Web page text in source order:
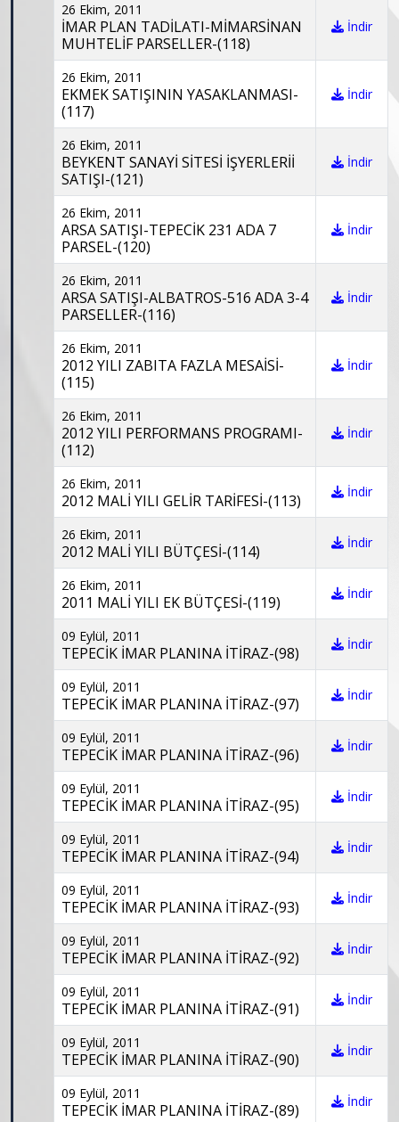
26 Ekim, 2011
İMAR PLAN TADİLATI-MİMARSİNAN
MUHTELİF PARSELLER-(118)
İndir
26 Ekim, 2011
EKMEK SATIŞININ YASAKLANMASI-
(117)
İndir
26 Ekim, 2011
BEYKENT SANAYİ SİTESİ İŞYERLERİİ
SATIŞI-(121)
İndir
26 Ekim, 2011
ARSA SATIŞI-TEPECİK 231 ADA 7
PARSEL-(120)
İndir
26 Ekim, 2011
ARSA SATIŞI-ALBATROS-516 ADA 3-4
PARSELLER-(116)
İndir
26 Ekim, 2011
2012 YILI ZABITA FAZLA MESAİSİ-
(115)
İndir
26 Ekim, 2011
2012 YILI PERFORMANS PROGRAMI-
(112)
İndir
26 Ekim, 2011
2012 MALİ YILI GELİR TARİFESİ-(113) İndir
26 Ekim, 2011
2012 MALİ YILI BÜTÇESİ-(114) İndir
26 Ekim, 2011
2011 MALİ YILI EK BÜTÇESİ-(119) İndir
09 Eylül, 2011
TEPECİK İMAR PLANINA İTİRAZ-(98) İndir
09 Eylül, 2011
TEPECİK İMAR PLANINA İTİRAZ-(97) İndir
09 Eylül, 2011
TEPECİK İMAR PLANINA İTİRAZ-(96) İndir
09 Eylül, 2011
TEPECİK İMAR PLANINA İTİRAZ-(95) İndir
09 Eylül, 2011
TEPECİK İMAR PLANINA İTİRAZ-(94) İndir
09 Eylül, 2011
TEPECİK İMAR PLANINA İTİRAZ-(93) İndir
09 Eylül, 2011
TEPECİK İMAR PLANINA İTİRAZ-(92) İndir
09 Eylül, 2011
TEPECİK İMAR PLANINA İTİRAZ-(91) İndir
09 Eylül, 2011
TEPECİK İMAR PLANINA İTİRAZ-(90) İndir
09 Eylül, 2011
TEPECİK İMAR PLANINA İTİRAZ-(89) İndir